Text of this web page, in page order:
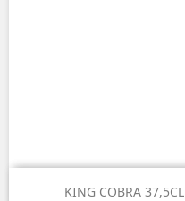
 Aperçu rapide
KING COBRA 37,5CL